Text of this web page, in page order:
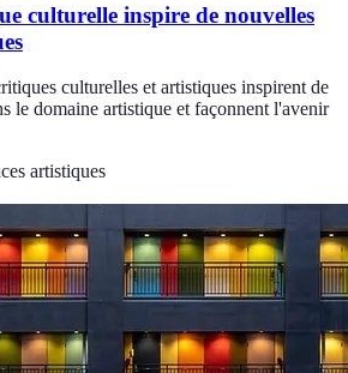
culturelle inspire de nouvelles
culturelles et artistiques inspirent de
le domaine artistique et façonnent l'avenir
artistiques